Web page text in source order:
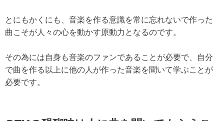
とにもかくにも、音楽を作る意識を常に忘れないで作った
曲こそが人々の心を動かす原動力となるのです。
その為には自身も音楽のファンであることが必要で、自分
で曲を作る以上に他の人が作った音楽を聞いて学ぶことが
必要です。